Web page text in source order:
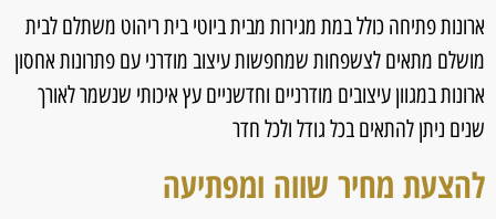
ארונות פתיחה כולל במת מגירות מבית ביוטי בית ריהוט משתלם לבית
מושלם מתאים לצשפחות שמחפשות עיצוב מודרני עם פתרונות אחסון
ארונות במגוון עיצובים מודרניים וחדשניים עץ איכותי שנשמר לאורך
שנים ניתן להתאים בכל גודל ולכל חדר
להצעת מחיר שווה ומפתיעה